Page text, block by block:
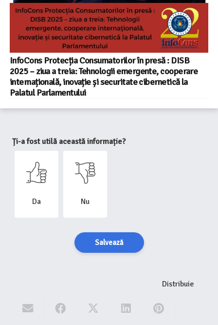
InfoCons Protecția Consumatorilor în presă : DISB
2025 – ziua a treia: Tehnologii emergente, cooperare
internațională, inovație și securitate cibernetică la
Palatul Parlamentului
Ți-a fost utilă această informație?
Da Nu
Salvează
Distribuie